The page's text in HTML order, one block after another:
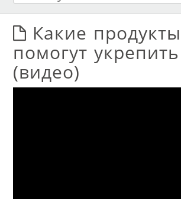
Какие продукты
помогут
(видео)